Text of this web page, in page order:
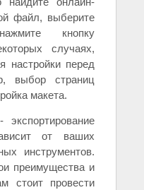
файл, выберите
кнопку
случаях,
настройки перед
выбор страниц
макета.
от ваших
инструментов.
преимущества и
стоит провести